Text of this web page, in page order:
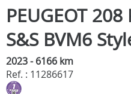
PEUGEOT
S&S BVM6
2023 - 6166 km
Ref. : 11286617